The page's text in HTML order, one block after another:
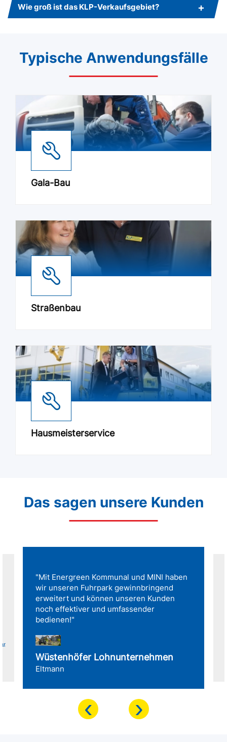
Wie groß ist das KLP-Verkaufsgebiet?
Typische Anwendungsfälle
Gala-Bau
Straßenbau
Hausmeisterservice
Das sagen unsere Kunden
"Mit Energreen Kommunal und MINI haben
wir unseren Fuhrpark gewinnbringend
erweitert und können unseren Kunden
noch effektiver und umfassender
bedienen!"
Wüstenhöfer Lohnunternehmen
Eltmann
‹ ›